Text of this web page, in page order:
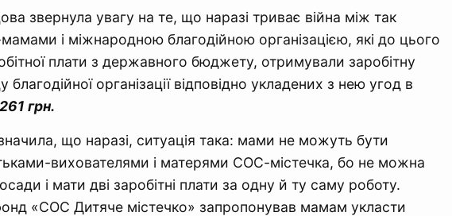
звернула увагу на те, що наразі триває війна між так
і міжнародною благодійною організацією, які до цього
плати з державного бюджету, отримували заробітну
організації відповідно укладених з нею угод в
грн.
що наразі, ситуація така: мами не можуть бути
вихователями і матерями СОС-містечка, бо не можна
і мати дві заробітні плати за одну й ту саму роботу.
«СОС Дитяче містечко» запропонував мамам укласти